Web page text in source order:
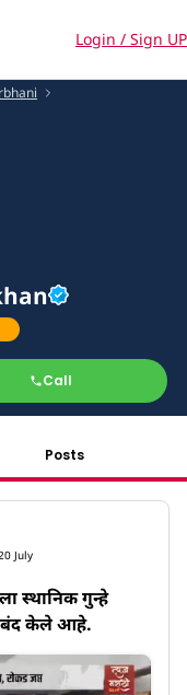
Login / Sign UP
Call
Posts
July
स्थानिक गुन्हे
केले आहे.